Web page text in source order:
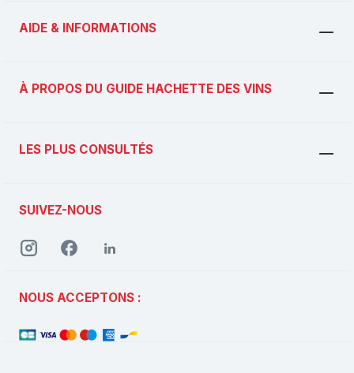
AIDE & INFORMATIONS
À PROPOS DU GUIDE HACHETTE DES VINS
LES PLUS CONSULTÉS
SUIVEZ-NOUS
NOUS ACCEPTONS :